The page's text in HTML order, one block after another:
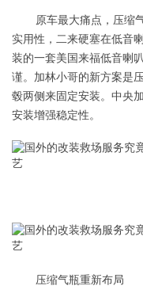
原车最大痛点，压缩
实用性，二来硬塞在低音
装的一套美国来福低音喇
谨。加林小哥的新方案是
毂两侧来固定安装。中央
安装增强稳定性。
压缩气瓶重新布局